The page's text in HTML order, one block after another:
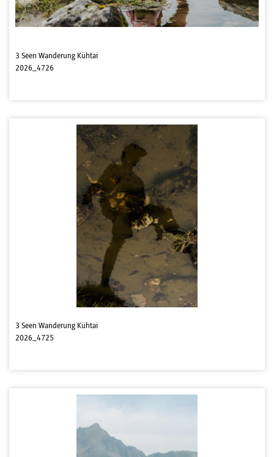
3 Seen Wanderung Kühtai
2026_4726
3 Seen Wanderung Kühtai
2026_4725